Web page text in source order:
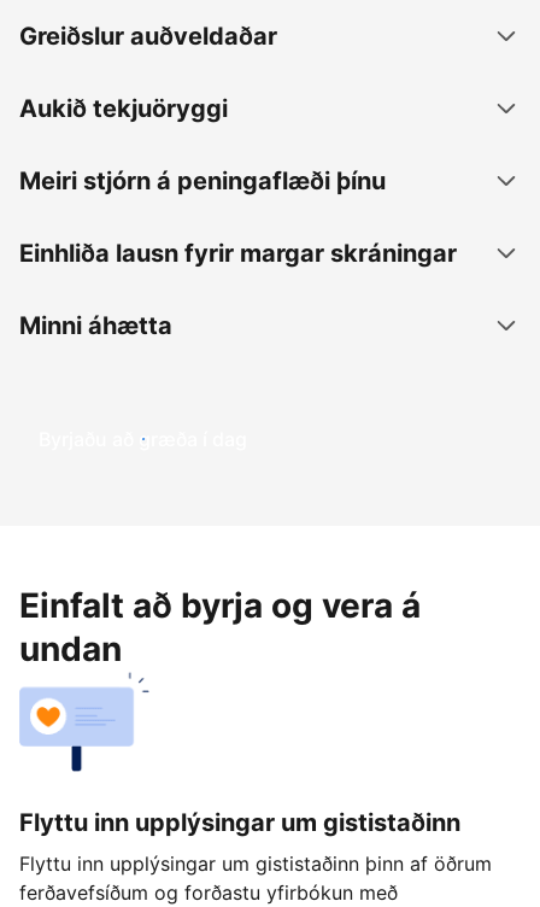
Greiðslur auðveldaðar
Aukið tekjuöryggi
Meiri stjórn á peningaflæði þínu
Einhliða lausn fyrir margar skráningar
Minni áhætta
Byrjaðu að græða í dag
Einfalt að byrja og vera á
undan
Flyttu inn upplýsingar um gististaðinn
Flyttu inn upplýsingar um gististaðinn þinn af öðrum
ferðavefsíðum og forðastu yfirbókun með